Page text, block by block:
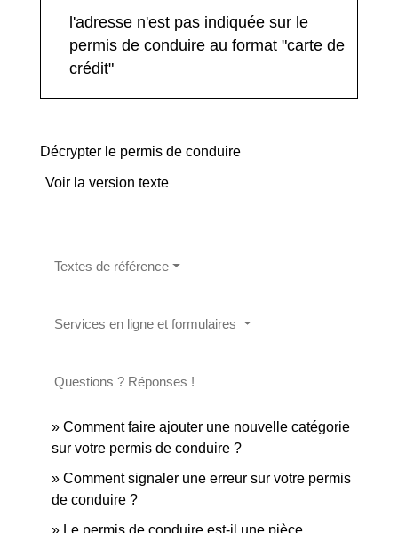
l'adresse n'est pas indiquée sur le
permis de conduire au format "carte de
crédit"
Décrypter le permis de conduire
Voir la version texte
Textes de référence
Services en ligne et formulaires
Questions ? Réponses !
Comment faire ajouter une nouvelle catégorie
sur votre permis de conduire ?
Comment signaler une erreur sur votre permis
de conduire ?
Le permis de conduire est-il une pièce